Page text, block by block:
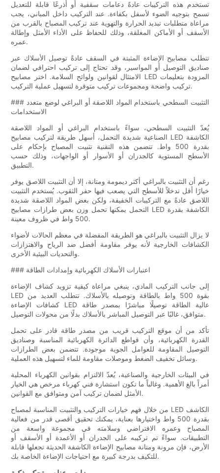
تستخدم هذه التركيبات عادةً دعامات سقفية أو أذرعًا قابلة للتعديل
تسمح بتوجيه الضوء لأسفل بكفاءة. عند التركيب داخل المباني، يجب
مراعاة متطلبات تبديد الحرارة والتهوية عند تركيب المصباح بالقرب من
الأسقف أو الأماكن المغلقة، وذلك للحفاظ على الأداء الأمثل وإطالة
عمره.
تتطلب مصابيح الإضاءة المثبتة في السقف عادةً توصيل الأسلاك عبر
صناديق التوصيل أو المواسير، وقد تحتاج إلى تركيب احترافي لضمان
الامتثال لقوانين ولوائح السلامة. اختر مصابيح LED المزودة بتعليمات
تركيب واضحة ومجموعات تركيب متوفرة لتسهيل عملية التركيب.
### التثبيت السطحي باستخدام المواد اللاصقة أو البراغي لوضع متعدد
الاستخدامات
يُعدّ التثبيت السطحي، سواءً باستخدام البراغي أو المواد اللاصقة
الصناعية شديدة التحمل، أسهل طريقة لتركيب مصابيح LED الكاشفة
بقدرة 500 واط. تتضمن هذه التقنية تثبيت المصباح بإحكام على
الأسطح المستوية كالجدران أو الأسوار أو الواجهات، وذلك حسب
التطبيق.
رغم أن التثبيت بالبراغي أكثر ديمومة ومتانة، إلا أن التثبيت اللاصق يوفر
خيارًا أقل تدخلاً للأسطح التي يصعب فيها حفر الثقوب. يُستخدم التثبيت
اللاصق عادةً مع التركيبات الخفيفة، ولكن بعض المواد اللاصقة شديدة
التحمل يمكنها تحمل وزن بعض طرازات مصابيح LED الكاشفة بقدرة
500 واط في ظروف معينة.
لا يزال التثبيت بالبراغي هو الطريقة المفضلة في معظم الحالات لأضواء
الكشافات الخارجية لأنه يوفر مقاومة أفضل ضد الرياح والاهتزازات
والتحديات البيئية الأخرى.
### اعتبارات الأسلاك الكهربائية وإمدادات الطاقة
إلى جانب التركيب المادي، ينبغي مراعاة كيفية تزويد كشاف الإضاءة
LED بقوة 500 واط بالطاقة وتوصيله بالأسلاك. تتطلب العديد من
كشافات الإضاءة LED عالية الطاقة توصيلًا مباشرًا بمصدر طاقة
متوافق، غالبًا عبر التوصيل المباشر بالأسلاك بدلًا من محولات التوصيل.
تأكد من أن موقع التركيب قريب من مصدر طاقة قادر على تحمل
القدرة الكهربائية، وأن قواطع الدائرة الكهربائية المناسبة وصناديق
التوصيل المقاومة للعوامل الجوية موجودة. تتضمن بعض الطرازات
وسائل تخفيف الضغط وموصلات مقاومة للماء لتسهيل هذه العملية.
في البيئات الخارجية والصناعية، يُعدّ الالتزام بقوانين الكهرباء المحلية
أمراً بالغ الأهمية. وغالباً ما تكون استشارة فني كهرباء مرخص هي الخيار
الأمثل لضمان تركيب آمن ومتوافق مع القوانين.
من خلال فهم خيارات التركيب والتثبيت المناسبة لمصباح LED الكاشف
بقدرة 500 واط واختيارها بعناية، يمكنك تحقيق أقصى قدر من فعالية
المصباح وعمره الافتراضي وسلامته في مجموعة واسعة من
التطبيقات. سواءً تم تركيبه على الجدران أو الأعمدة أو الأسقف أو
الأرض، فإن مرونة ومتانة مصابيح الإضاءة الكاشفة الحديثة تجعلها قابلة
للتكيف بدرجة كبيرة مع احتياجات الإضاءة الخاصة بك.